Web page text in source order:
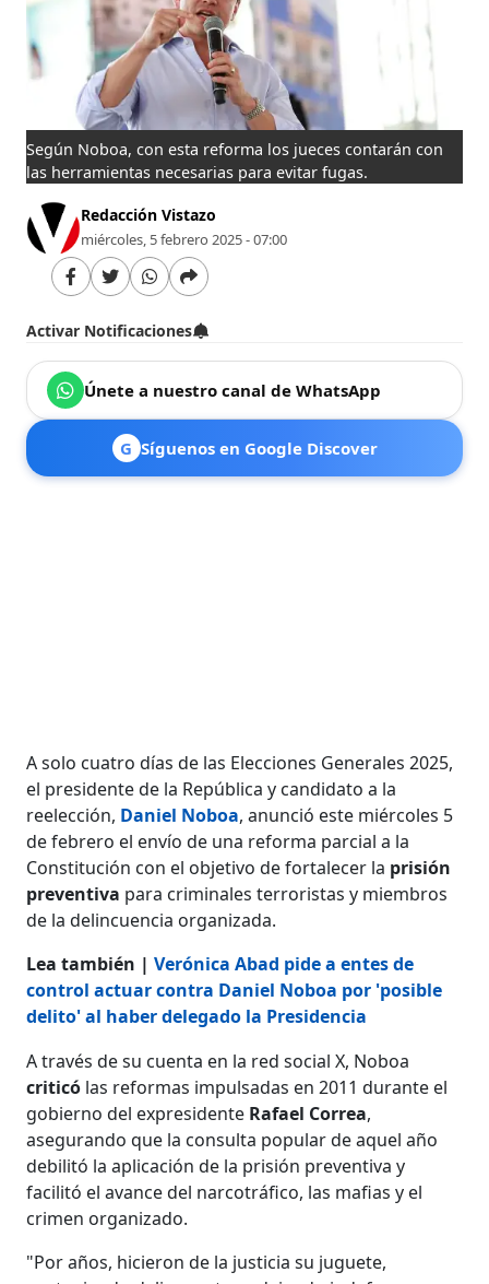
Según Noboa, con esta reforma los jueces contarán con
las herramientas necesarias para evitar fugas.
Redacción Vistazo
miércoles, 5 febrero 2025 - 07:00
Activar Notificaciones
Únete a nuestro canal de WhatsApp
G Síguenos en Google Discover
A solo cuatro días de las Elecciones Generales 2025,
el presidente de la República y candidato a la
reelección, Daniel Noboa, anunció este miércoles 5
de febrero el envío de una reforma parcial a la
Constitución con el objetivo de fortalecer la prisión
preventiva para criminales terroristas y miembros
de la delincuencia organizada.
Lea también |Verónica Abad pide a entes de
control actuar contra Daniel Noboa por 'posible
delito' al haber delegado la Presidencia
A través de su cuenta en la red social X, Noboa
criticó las reformas impulsadas en 2011 durante el
gobierno del expresidente Rafael Correa,
asegurando que la consulta popular de aquel año
debilitó la aplicación de la prisión preventiva y
facilitó el avance del narcotráfico, las mafias y el
crimen organizado.
"Por años, hicieron de la justicia su juguete,